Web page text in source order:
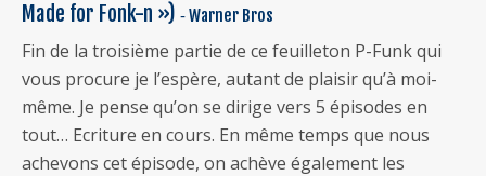
Made for Fonk-n ») ‐ Warner Bros
Fin de la troisième partie de ce feuilleton P-Funk qui
vous procure je l’espère, autant de plaisir qu’à moi-
même. Je pense qu’on se dirige vers 5 épisodes en
tout… Ecriture en cours. En même temps que nous
achevons cet épisode, on achève également les